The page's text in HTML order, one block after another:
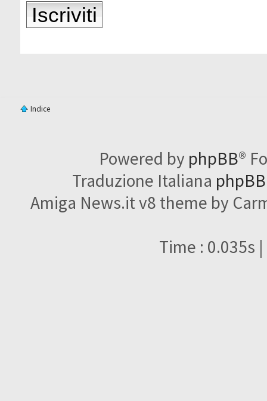
Iscriviti
Indice
Powered by phpBB®
Traduzione Italiana
Amiga News.it v8 theme by
Time : 0.035s